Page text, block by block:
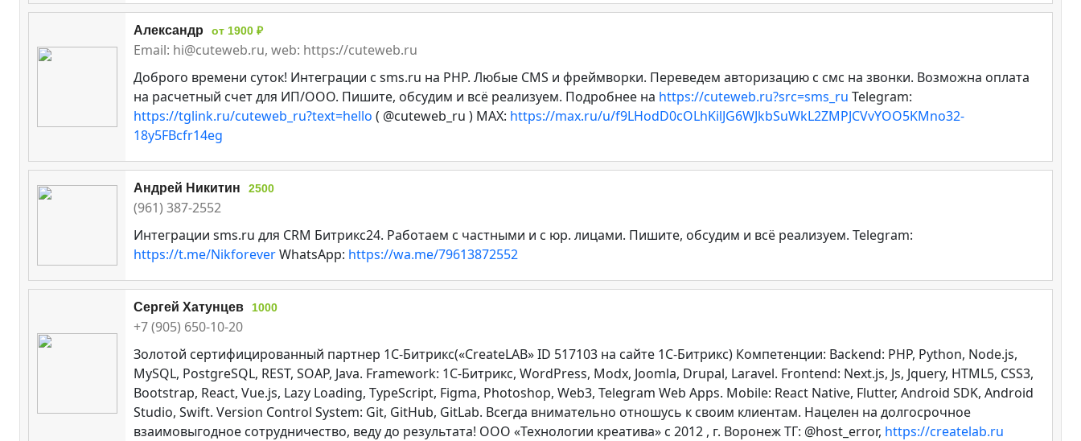
Александр от 1900 ₽
Email: hi@cuteweb.ru, web: https://cuteweb.ru
Доброго времени суток! Интеграции c sms.ru на PHP. Любые CMS и фреймворки. Переведем авторизацию с смс на звонки. Возможна оплата
на расчетный счет для ИП/ООО. Пишите, обсудим и всё реализуем. Подробнее на https://cuteweb.ru?src=sms_ru Telegram:
https://tglink.ru/cuteweb_ru?text=hello ( @cuteweb_ru ) MAX: https://max.ru/u/f9LHodD0cOLhKilJG6WJkbSuWkL2ZMPJCVvYOO5KMno32-
18y5FBcfr14eg
Андрей Никитин 2500
(961) 387-2552
Интеграции sms.ru для CRM Битрикс24. Работаем с частными и с юр. лицами. Пишите, обсудим и всё реализуем. Telegram:
https://t.me/NikforeverWhatsApp: https://wa.me/79613872552
Сергей Хатунцев 1000
+7 (905) 650-10-20
Золотой сертифицированный партнер 1С-Битрикс(«CreateLAB» ID 517103 на сайте 1С-Битрикс) Компетенции: Backend: PHP, Python, Node.js,
MySQL, PostgreSQL, REST, SOAP, Java. Framework: 1C-Битрикс, WordPress, Modx, Joomla, Drupal, Laravel. Frontend: Next.js, Js, Jquery, HTML5, CSS3,
Bootstrap, React, Vue.js, Lazy Loading, TypeScript, Figma, Photoshop, Web3, Telegram Web Apps. Mobile: React Native, Flutter, Android SDK, Android
Studio, Swift. Version Control System: Git, GitHub, GitLab. Всегда внимательно отношусь к своим клиентам. Нацелен на долгосрочное
взаимовыгодное сотрудничество, веду до результата! ООО «Технологии креатива» c 2012 , г. Воронеж ТГ: @host_error, https://createlab.ru